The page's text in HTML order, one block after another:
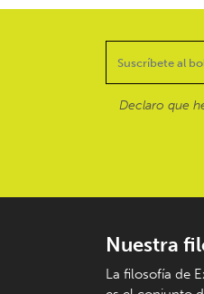
Declaro que
Nuestra
La filosofía de